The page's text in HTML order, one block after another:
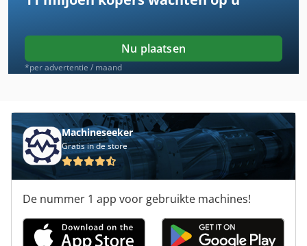
Kgt 550
Manitowoc 3900 T
Mfh 2200
Tur 560
Valmet
Valmet 611
Valmet 6400
Valmet 911
Nu plaatsen
*per advertentie / maand
Machineseeker
Gratis in de store
De nummer 1 app voor gebruikte machines!